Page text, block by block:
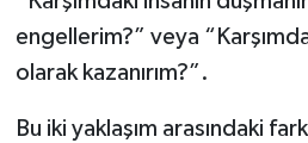
engellerim?” veya
olarak kazanırım?”.
Bu iki yaklaşım arasındaki